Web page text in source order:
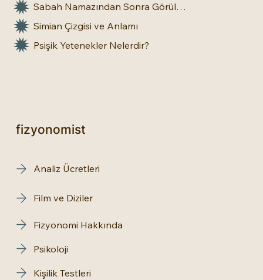
Sabah Namazından Sonra Görülen Rüya Gerçek Olur mu?
Simian Çizgisi ve Anlamı
Psişik Yetenekler Nelerdir?
fizyonomist
Analiz Ücretleri
Film ve Diziler
Fizyonomi Hakkında
Psikoloji
Kişilik Testleri